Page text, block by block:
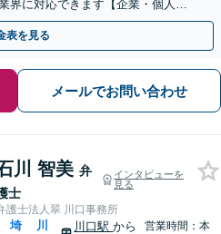
界に対応できます【企業・個人事
表を見る
メールでお問い合わせ
川 智美 弁
士
インタビューを
見る
護士法人翠 川口事務所
埼
川
川口駅から
営業時間：本